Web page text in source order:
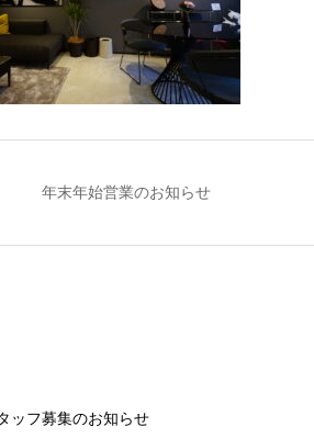
年末年始営業のお知らせ
ッフ募集のお知らせ